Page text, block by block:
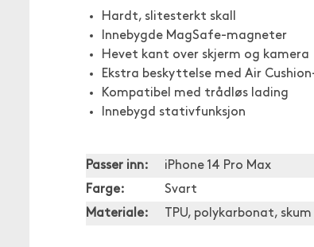
Hardt, slitesterkt skall
Innebygde MagSafe-magneter
Hevet kant over skjerm og kamera
Ekstra beskyttelse med Air
Kompatibel med trådløs lading
Innebygd stativfunksjon
Passer inn:
iPhone 14 Pro Max
Farge:
Svart
Materiale:
TPU, polykarbonat, skum